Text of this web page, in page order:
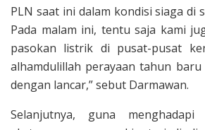
PLN saat ini dalam kondisi siaga di
Pada malam ini, tentu saja kami
pasokan listrik di pusat-pusat
alhamdulillah perayaan tahun
dengan lancar,” sebut Darmawan.
Selanjutnya, guna menghadapi